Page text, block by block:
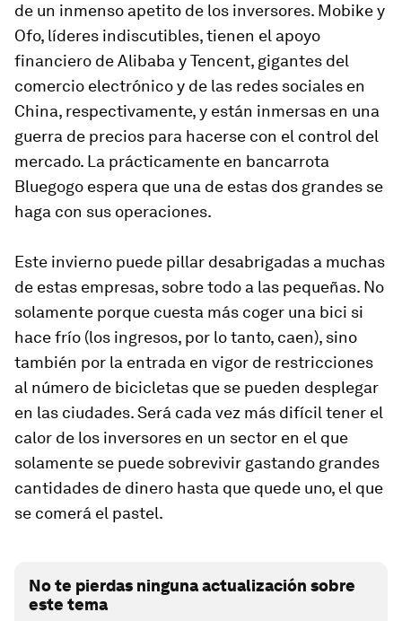
de un inmenso apetito de los inversores. Mobike y
Ofo, líderes indiscutibles, tienen el apoyo
financiero de Alibaba y Tencent, gigantes del
comercio electrónico y de las redes sociales en
China, respectivamente, y están inmersas en una
guerra de precios para hacerse con el control del
mercado. La prácticamente en bancarrota
Bluegogo espera que una de estas dos grandes se
haga con sus operaciones.
Este invierno puede pillar desabrigadas a muchas
de estas empresas, sobre todo a las pequeñas. No
solamente porque cuesta más coger una bici si
hace frío (los ingresos, por lo tanto, caen), sino
también por la entrada en vigor de restricciones
al número de bicicletas que se pueden desplegar
en las ciudades. Será cada vez más difícil tener el
calor de los inversores en un sector en el que
solamente se puede sobrevivir gastando grandes
cantidades de dinero hasta que quede uno, el que
se comerá el pastel.
No te pierdas ninguna actualización sobre
este tema